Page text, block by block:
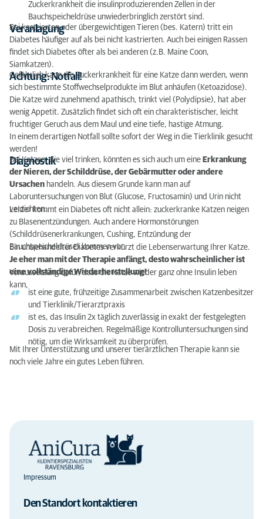
Zuckerkrankheit die insulinproduzierenden Zellen in der
Bauchspeicheldrüse unwiederbringlich zerstört sind.
Veranlagung
Bei kastrierten oder übergewichtigen Tieren (bes. Katern) tritt ein
Diabetes häufiger auf als bei nicht kastrierten. Auch bei einigen Rassen
findet sich Diabetes öfter als bei anderen (z.B. Maine Coon,
Siamkatzen).
Achtung: Notfall!
Gefährlich kann die Zuckerkrankheit für eine Katze dann werden, wenn
sich bestimmte Stoffwechselprodukte im Blut anhäufen (Ketoazidose).
Die Katze wird zunehmend apathisch, trinkt viel (Polydipsie), hat aber
wenig Appetit. Zusätzlich findet sich oft ein charakteristischer, leicht
fruchtiger Geruch aus dem Maul und eine tiefe, hastige Atmung.
In einem derartigen Notfall sollte sofort der Weg in die Tierklinik gesucht
werden!
Diagnostik
Bei Katzen, die viel trinken, könnten es sich auch um eine Erkrankung
der Nieren, der Schilddrüse, der Gebärmutter oder andere
Ursachen handeln. Aus diesem Grunde kann man auf
Laboruntersuchungen von Blut (Glucose, Fructosamin) und Urin nicht
verzichten.
Leider kommt ein Diabetes oft nicht allein: zuckerkranke Katzen neigen
zu Blasenentzündungen. Auch andere Hormonstörungen
(Schilddrüsenerkrankungen, Cushing, Entzündung der
Bauchspeicheldrüse) kommen vor.
Ein unbehandelter Diabetes verkürzt die Lebenserwartung Ihrer Katze.
Je eher man mit der Therapie anfängt, desto wahrscheinlicher ist
eine vollständige Wiederherstellung!
Voraussetzung dafür, dass die Katze wieder ganz ohne Insulin leben
kann,
ist eine gute, frühzeitige Zusammenarbeit zwischen Katzenbesitzer
und Tierklinik/Tierarztpraxis
ist es, das Insulin 2x täglich zuverlässig in exakt der festgelegten
Dosis zu verabreichen. Regelmäßige Kontrolluntersuchungen sind
nötig, um die Wirksamkeit zu überprüfen.
Mit Ihrer Unterstützung und unserer tierärztlichen Therapie kann sie
noch viele Jahre ein gutes Leben führen.
Impressum
Den Standort kontaktieren